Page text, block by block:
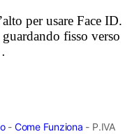
per usare Face ID.
fisso verso
- Come Funziona - P.IVA